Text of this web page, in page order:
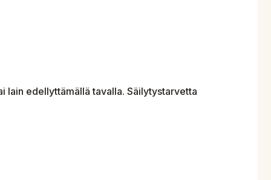
lain edellyttämällä tavalla. Säilytystarvetta